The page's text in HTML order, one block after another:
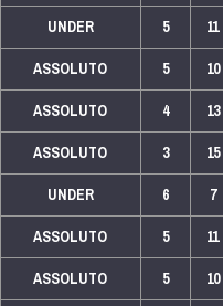
UNDER 5 11
ASSOLUTO 5 10
ASSOLUTO 4 13
ASSOLUTO 3 15
UNDER 6 7
ASSOLUTO 5 11
ASSOLUTO 5 10